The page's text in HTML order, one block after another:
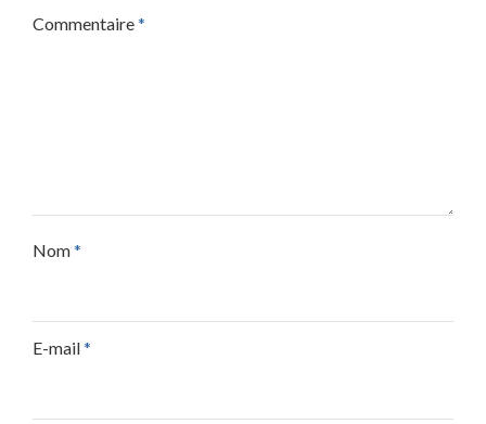
Commentaire*
Nom*
E-mail*